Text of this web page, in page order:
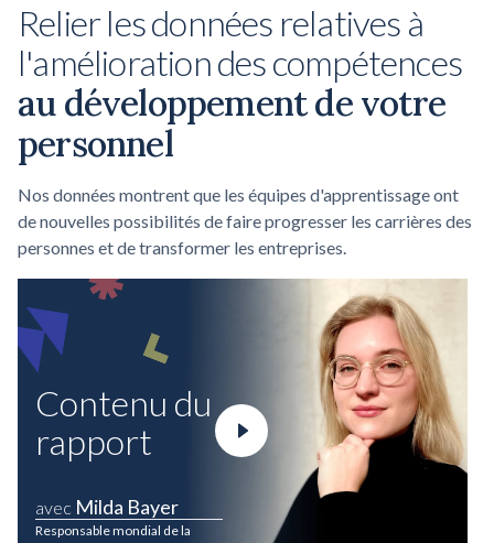
Relier les données relatives à
l'amélioration des compétences
au développement de votre
personnel
Nos données montrent que les équipes d'apprentissage ont
de nouvelles possibilités de faire progresser les carrières des
personnes et de transformer les entreprises.
Contenu du
rapport
avec Milda Bayer
Responsable mondial de la